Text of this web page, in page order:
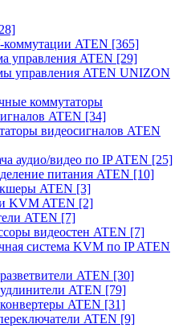
ATEN [365]
управления ATEN [29]
управления ATEN UNIZON
коммутаторы
ATEN [34]
видеосигналов ATEN
аудио/видео по IP ATEN [25]
питания ATEN [10]
ATEN [3]
KVM ATEN [2]
ATEN [7]
видеостен ATEN [7]
система KVM по IP ATEN
ATEN [30]
ATEN [79]
ATEN [31]
ATEN [9]